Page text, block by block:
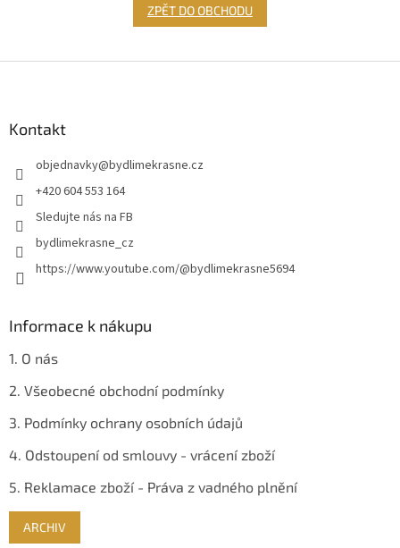
ZPĚT DO OBCHODU
Kontakt
objednavky@bydlimekrasne.cz
+420 604 553 164
Sledujte nás na FB
bydlimekrasne_cz
https://www.youtube.com/@bydlimekrasne5694
Informace k nákupu
1. O nás
2. Všeobecné obchodní podmínky
3. Podmínky ochrany osobních údajů
4. Odstoupení od smlouvy - vrácení zboží
5. Reklamace zboží - Práva z vadného plnění
ARCHIV